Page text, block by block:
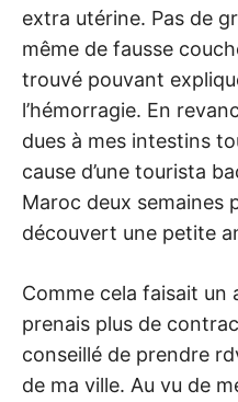
extra utérine. Pas de
même de fausse
trouvé pouvant
l’hémorragie. En
dues à mes intestins
cause d’une tourista
Maroc deux semaines
découvert une petite
Comme cela faisait un
prenais plus de
conseillé de prendre
de ma ville. Au vu de